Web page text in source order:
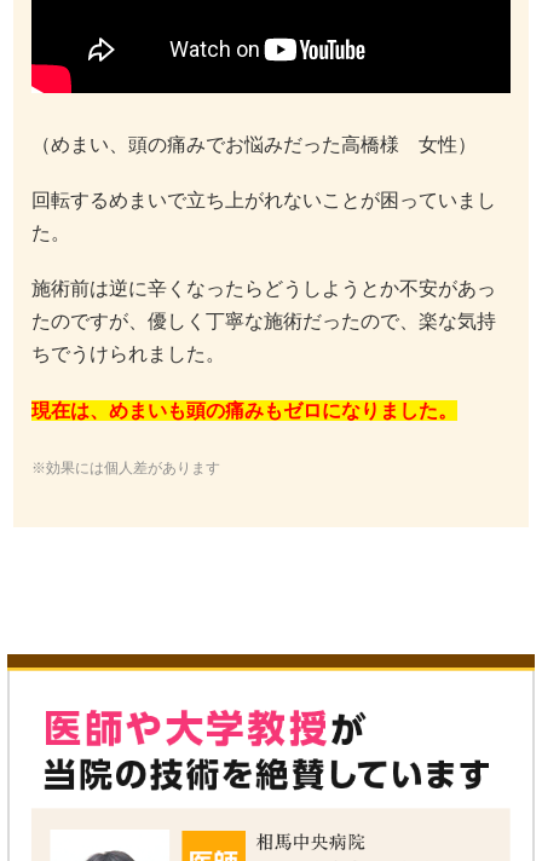
（めまい、頭の痛みでお悩みだった高橋様 女性）
回転するめまいで立ち上がれないことが困っていまし
た。
施術前は逆に辛くなったらどうしようとか不安があっ
たのですが、優しく丁寧な施術だったので、楽な気持
ちでうけられました。
現在は、めまいも頭の痛みもゼロになりました。
※効果には個人差があります